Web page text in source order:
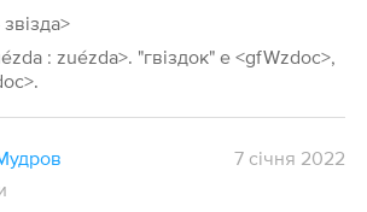
: zuézda>. "гвіздок" e <gfWzdoc>,
7 січня 2022